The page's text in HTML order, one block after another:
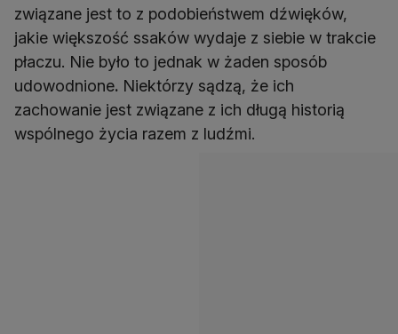
związane jest to z podobieństwem dźwięków,
jakie większość ssaków wydaje z siebie w trakcie
płaczu. Nie było to jednak w żaden sposób
udowodnione. Niektórzy sądzą, że ich
zachowanie jest związane z ich długą historią
wspólnego życia razem z ludźmi.